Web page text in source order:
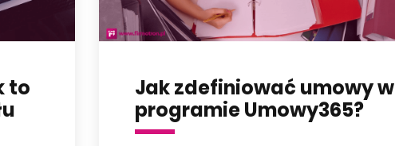
to
Jak zdefiniować umowy w
programie Umowy365?